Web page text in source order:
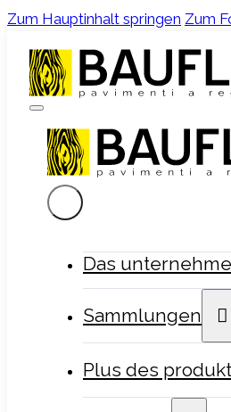
Zum Hauptinhalt springen Zum
Das
Sammlungen
Plus des